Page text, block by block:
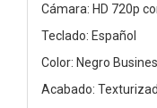
Cámara: HD 720p
Teclado: Español
Color: Negro
Acabado: